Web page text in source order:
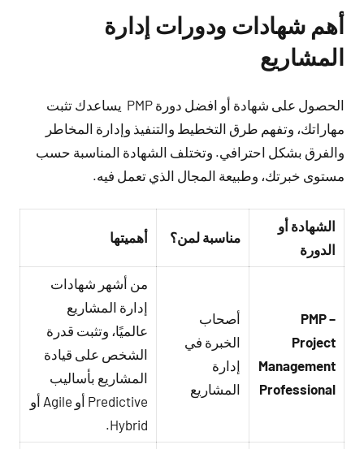
أهم شهادات ودورات إدارة
المشاريع
الحصول على شهادة أو افضل دورة PMP يساعدك تثبت
مهاراتك، وتفهم طرق التخطيط والتنفيذ وإدارة المخاطر
والفرق بشكل احترافي. وتختلف الشهادة المناسبة حسب
مستوى خبرتك، وطبيعة المجال الذي تعمل فيه.
الشهادة أو
الدورة
مناسبة لمن؟ أهميتها
PMP –
Project
Management
Professional
أصحاب
الخبرة في
إدارة
المشاريع
من أشهر شهادات
إدارة المشاريع
عالميًا، وتثبت قدرة
الشخص على قيادة
المشاريع بأساليب
Predictive أو Agile أو
Hybrid.